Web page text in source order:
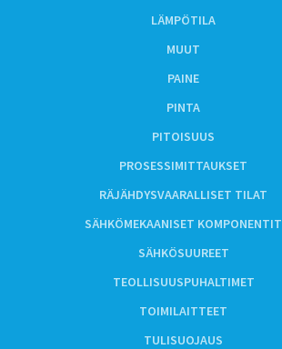
LÄMPÖTILA
MUUT
PAINE
PINTA
PITOISUUS
PROSESSIMITTAUKSET
RÄJÄHDYSVAARALLISET TILAT
SÄHKÖMEKAANISET KOMPONENTIT
SÄHKÖSUUREET
TEOLLISUUSPUHALTIMET
TOIMILAITTEET
TULISUOJAUS